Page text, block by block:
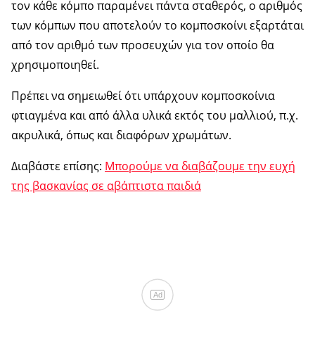
τον κάθε κόμπο παραμένει πάντα σταθερός, ο αριθμός
των κόμπων που αποτελούν το κομποσκοίνι εξαρτάται
από τον αριθμό των προσευχών για τον οποίο θα
χρησιμοποιηθεί.
Πρέπει να σημειωθεί ότι υπάρχουν κομποσκοίνια
φτιαγμένα και από άλλα υλικά εκτός του μαλλιού, π.χ.
ακρυλικά, όπως και διαφόρων χρωμάτων.
Διαβάστε επίσης: Μπορούμε να διαβάζουμε την ευχή
της βασκανίας σε αβάπτιστα παιδιά
Ad